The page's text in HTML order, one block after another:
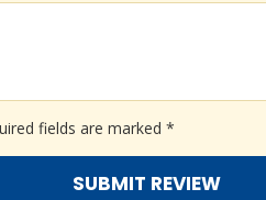
fields are marked *